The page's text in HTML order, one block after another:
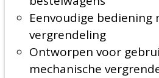
Eenvoudige bediening
vergrendeling
Ontworpen voor
mechanische